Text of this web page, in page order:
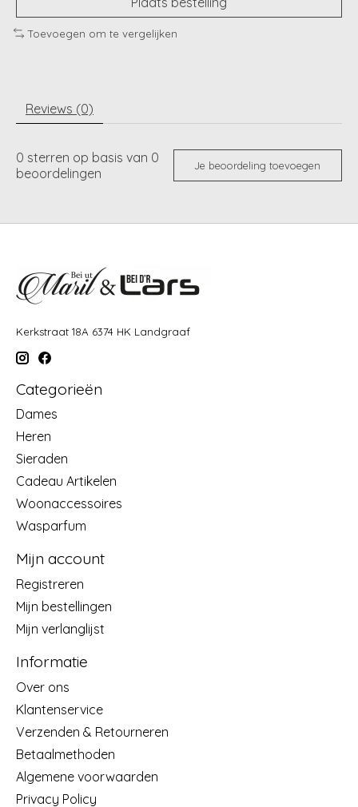
Toevoegen om te vergelijken
Reviews (0)
0 sterren op basis van 0
beoordelingen
Je beoordeling toevoegen
Kerkstraat 18A 6374 HK Landgraaf
Categorieën
Dames
Heren
Sieraden
Cadeau Artikelen
Woonaccessoires
Wasparfum
Mijn account
Registreren
Mijn bestellingen
Mijn verlanglijst
Informatie
Over ons
Klantenservice
Verzenden & Retourneren
Betaalmethoden
Algemene voorwaarden
Privacy Policy